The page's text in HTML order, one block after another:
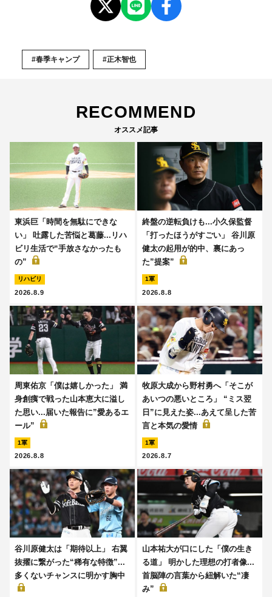
#春季キャンプ #正木智也
RECOMMEND
オススメ記事
東浜巨「時間を無駄にできな
い」 吐露した苦悩と葛藤...リハ
ビリ生活で“手放さなかったも
の”
リハビリ
2026.8.9
終盤の逆転負けも...小久保監督
「打ったほうがすごい」 谷川原
健太の起用が的中、裏にあっ
た”提案”
1軍
2026.8.8
周東佑京「僕は嬉しかった」 満
身創痍で戦った山本恵大に溢し
た思い...届いた報告に”愛あるエ
ール”
1軍
2026.8.8
牧原大成から野村勇へ「そこが
あいつの悪いところ」 “ミス翌
日”に見えた姿...あえて呈した苦
言と本気の愛情
1軍
2026.8.7
谷川原健太は「期待以上」 右翼
抜擢に繋がった“稀有な特徴”...
多くないチャンスに明かす胸中
山本祐大が口にした「僕の生き
る道」 明かした理想の打者像...
首脳陣の言葉から紐解いた“凄
み”